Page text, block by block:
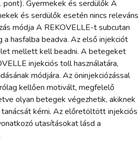
Gyermekek és serdülők A
és serdülők esetén nincs releváns
módja A REKOVELLE-t subcutan
a hasfalba beadva. Az első injekciót
mellett kell beadni. A betegeket
injekciós toll használatára,
módjára. Az öninjekciózással
kellően motivált, megfelelő
olyan betegek végezhetik, akiknek
kérni. Az előretöltött injekciós
utasításokat lásd a